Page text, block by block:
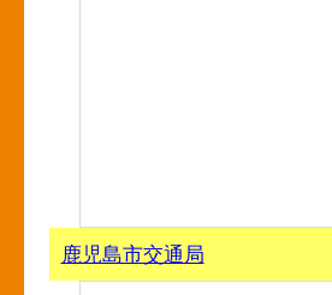
鹿児島市交通局